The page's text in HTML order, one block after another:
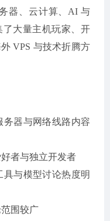
器、云计算、AI 与
大量主机玩家、开
VPS 与技术折腾方
务器与网络线路内容
者与独立开发者
具与模型讨论热度明
围较广